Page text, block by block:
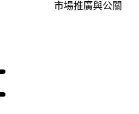
市場推廣與公關